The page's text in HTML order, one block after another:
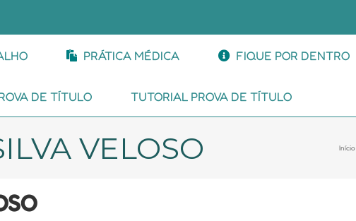
PRÁTICA MÉDICA FIQUE POR DENTRO
DE TÍTULO TUTORIAL PROVA DE TÍTULO
VELOSO Início